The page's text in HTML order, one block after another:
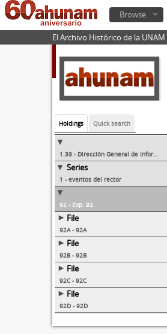
Browse
El Archivo Histórico de la UNAM
Holdings Quick search
1.39 - Dirección General de Información/Dirección General de Comunicación Social
Series
1 - eventos del rector
92 - Exp. 92
File
92A - 92A
File
92B - 92B
File
92C - 92C
File
92D - 92D